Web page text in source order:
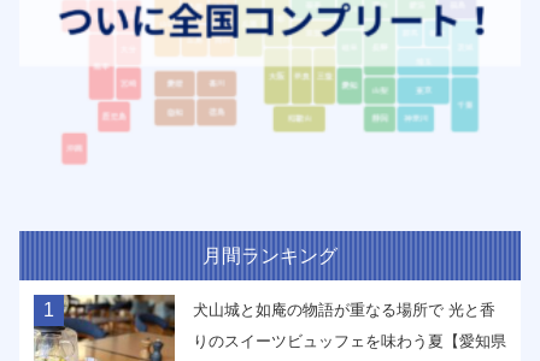
月間ランキング
1
犬山城と如庵の物語が重なる場所で 光と香
りのスイーツビュッフェを味わう夏【愛知県